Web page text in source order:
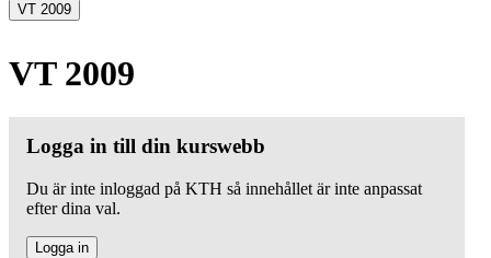
VT 2009
VT 2009
Logga in till din kurswebb
Du är inte inloggad på KTH så innehållet är inte anpassat
efter dina val.
Logga in